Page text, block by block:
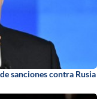
sanciones contra Rusia